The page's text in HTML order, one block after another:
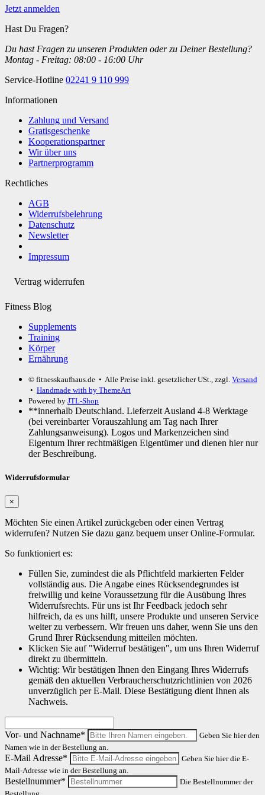
Jetzt anmelden
Hast Du Fragen?
Du hast Fragen zu unseren Produkten oder zu Deiner Bestellung?
Montag - Freitag: 08:00 - 16:00 Uhr
Service-Hotline 02241 9 110 999
Informationen
Zahlung und Versand
Gratisgeschenke
Kooperationspartner
Wir über uns
Partnerprogramm
Rechtliches
AGB
Widerrufsbelehrung
Datenschutz
Newsletter
Impressum
Vertrag widerrufen
Fitness Blog
Supplements
Training
Körper
Ernährung
© fitnesskaufhaus.de • Alle Preise inkl. gesetzlicher USt., zzgl. Versand
• Handmade with by ThemeArt
Powered by JTL-Shop
**innerhalb Deutschland. Lieferzeit Ausland 4-8 Werktage
(bei vereinbarter Vorauszahlung am Tag nach Ihrer
Zahlungsanweisung). Logos und Markenzeichen sind
Eigentum Ihrer rechtmäßigen Eigentümer und dienen hier nur
der Beschreibung.
Widerrufsformular
×
Möchten Sie einen Artikel zurückgeben oder einen Vertrag
widerrufen? Nutzen Sie dazu ganz bequem unser Online-Formular.
So funktioniert es:
Füllen Sie, zumindest die als Pflichtfeld markierten Felder
vollständig aus. Die Angabe eines Rücksendegrundes ist
freiwillig und keine Voraussetzung für die Ausübung Ihres
Widerrufsrechts. Für uns ist Ihr Feedback jedoch sehr
hilfreich, da es uns hilft, unsere Produkte und unseren Service
weiter zu verbessern. Wir freuen uns daher, wenn Sie uns den
Grund Ihrer Rücksendung mitteilen möchten.
Klicken Sie auf "Widerruf bestätigen", um uns Ihren Widerruf
direkt zu übermitteln.
Wichtig: Wir bestätigen Ihnen den Eingang Ihres Widerrufs
gemäß den aktuellen Verbraucherschutzrichtlinien von 2026
unverzüglich per E-Mail. Diese Bestätigung dient Ihnen als
Nachweis.
Vor- und Nachname*
Geben Sie hier den
Namen wie in der Bestellung an.
E-Mail Adresse*
Geben Sie hier die E-
Mail-Adresse wie in der Bestellung an.
Bestellnummer*
Die Bestellnummer der